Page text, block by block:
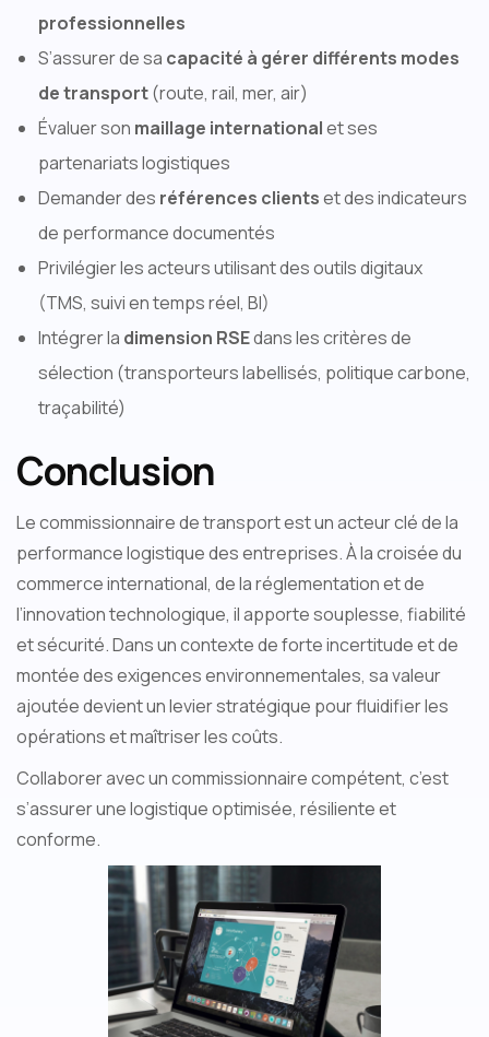
professionnelles
S’assurer de sa capacité à gérer différents modes
de transport(route, rail, mer, air)
Évaluer son maillage internationalet ses
partenariats logistiques
Demander des références clientset des indicateurs
de performance documentés
Privilégier les acteurs utilisant des outils digitaux
(TMS, suivi en temps réel, BI)
Intégrer la dimension RSEdans les critères de
sélection (transporteurs labellisés, politique carbone,
traçabilité)
Conclusion
Le commissionnaire de transport est un acteur clé de la
performance logistique des entreprises. À la croisée du
commerce international, de la réglementation et de
l’innovation technologique, il apporte souplesse, fiabilité
et sécurité. Dans un contexte de forte incertitude et de
montée des exigences environnementales, sa valeur
ajoutée devient un levier stratégique pour fluidifier les
opérations et maîtriser les coûts.
Collaborer avec un commissionnaire compétent, c’est
s’assurer une logistique optimisée, résiliente et
conforme.